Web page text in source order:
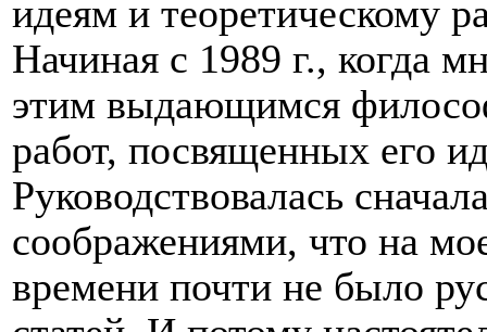
идеям и теоретическому
Начиная с 1989 г., когда
этим выдающимся
работ, посвященных его
Руководствовалась
соображениями, что на
времени почти не было